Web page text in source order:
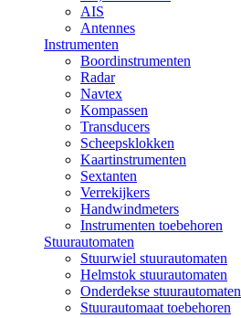
AIS
Antennes
Instrumenten
Boordinstrumenten
Radar
Navtex
Kompassen
Transducers
Scheepsklokken
Kaartinstrumenten
Sextanten
Verrekijkers
Handwindmeters
Instrumenten toebehoren
Stuurautomaten
Stuurwiel stuurautomaten
Helmstok stuurautomaten
Onderdekse stuurautomaten
Stuurautomaat toebehoren